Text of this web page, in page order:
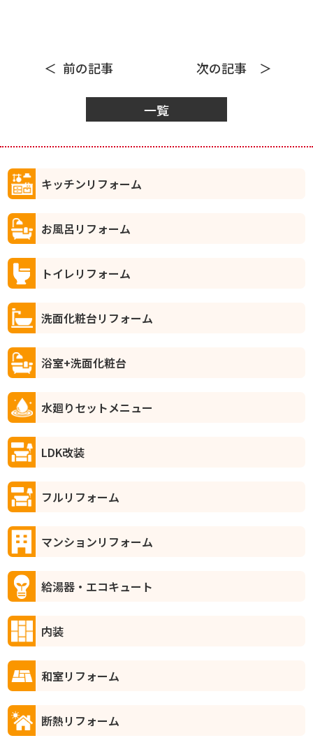
前の記事
一覧
次の記事
キッチンリフォーム
お風呂リフォーム
トイレリフォーム
洗面化粧台リフォーム
浴室+洗面化粧台
水廻りセットメニュー
LDK改装
フルリフォーム
マンションリフォーム
給湯器・エコキュート
内装
和室リフォーム
断熱リフォーム